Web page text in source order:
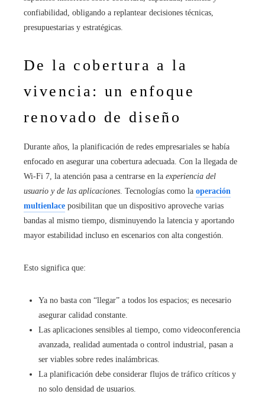
confiabilidad, obligando a replantear decisiones técnicas,
presupuestarias y estratégicas.
De la cobertura a la
vivencia: un enfoque
renovado de diseño
Durante años, la planificación de redes empresariales se había
enfocado en asegurar una cobertura adecuada. Con la llegada de
Wi‑Fi 7, la atención pasa a centrarse en la experiencia del
usuario y de las aplicaciones . Tecnologías como la operación
multienlace posibilitan que un dispositivo aproveche varias
bandas al mismo tiempo, disminuyendo la latencia y aportando
mayor estabilidad incluso en escenarios con alta congestión.
Esto significa que:
Ya no basta con “llegar” a todos los espacios; es necesario
asegurar calidad constante.
Las aplicaciones sensibles al tiempo, como videoconferencia
avanzada, realidad aumentada o control industrial, pasan a
ser viables sobre redes inalámbricas.
La planificación debe considerar flujos de tráfico críticos y
no solo densidad de usuarios.